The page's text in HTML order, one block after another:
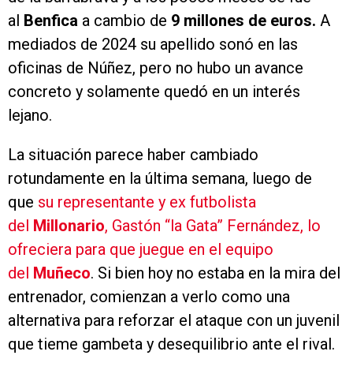
al Benfica a cambio de 9 millones de euros. A
mediados de 2024 su apellido sonó en las
oficinas de Núñez, pero no hubo un avance
concreto y solamente quedó en un interés
lejano.
La situación parece haber cambiado
rotundamente en la última semana, luego de
que su representante y ex futbolista
del Millonario, Gastón “la Gata” Fernández, lo
ofreciera para que juegue en el equipo
del Muñeco. Si bien hoy no estaba en la mira del
entrenador, comienzan a verlo como una
alternativa para reforzar el ataque con un juvenil
que tieme gambeta y desequilibrio ante el rival.